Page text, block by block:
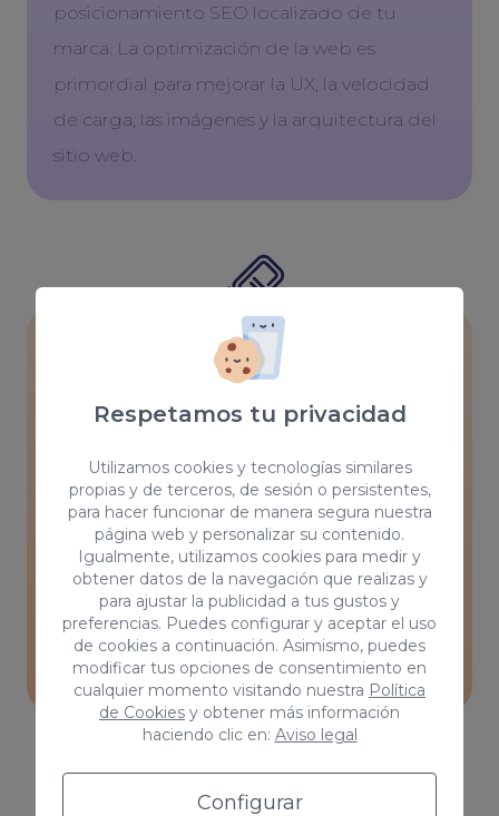
Respetamos tu privacidad
Utilizamos cookies y tecnologías similares
propias y de terceros, de sesión o persistentes,
para hacer funcionar de manera segura nuestra
página web y personalizar su contenido.
Igualmente, utilizamos cookies para medir y
obtener datos de la navegación que realizas y
para ajustar la publicidad a tus gustos y
preferencias. Puedes configurar y aceptar el uso
de cookies a continuación. Asimismo, puedes
modificar tus opciones de consentimiento en
cualquier momento visitando nuestra Política
de Cookies y obtener más información
haciendo clic en: Aviso legal
Configurar
posicionamiento SEO localizado de tu
marca. La optimización de la web es
primordial para mejorar la UX, la velocidad
de carga, las imágenes y la arquitectura del
sitio web.
4. Linkbuilding
elemento clave en el SEO local.
Orientaremos el link building hacia una
segmentación local para detectar las
mejores oportunidades de la zona y mimar
las relaciones para aumentar la autoridad
de tu sitio web.